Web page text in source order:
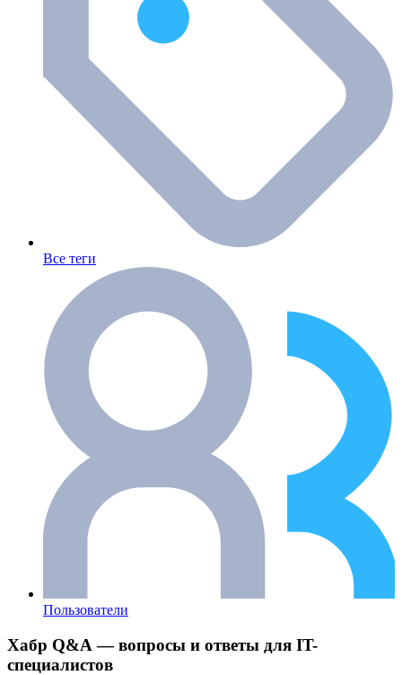
Все теги
Пользователи
Хабр Q&A — вопросы и ответы для IT-
специалистов